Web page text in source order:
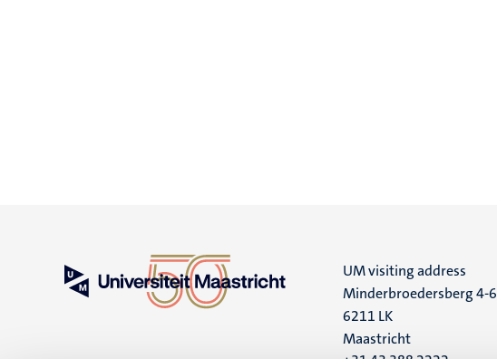
UM visiting address
Minderbroedersberg 4-6
6211 LK
Maastricht